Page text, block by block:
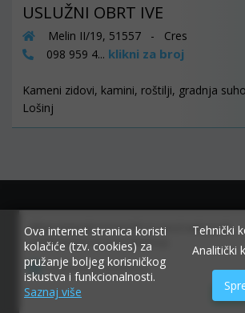
Allow www.ekvarner.info to send web push
notifications to your desktop.
Powered by SendPulse
Allow
USLUŽNI OBRT IVE
Melin II/19, 51557 - Cres
098 959 4... klikni za broj
Kameni zidovi, kamini, roštilji, gradnja
Lošinj
Ova internet stranica koristi
kolačiće (tzv. cookies) za
pružanje boljeg korisničkog
iskustva i funkcionalnosti.
Saznaj više
Tehnički
Analitički